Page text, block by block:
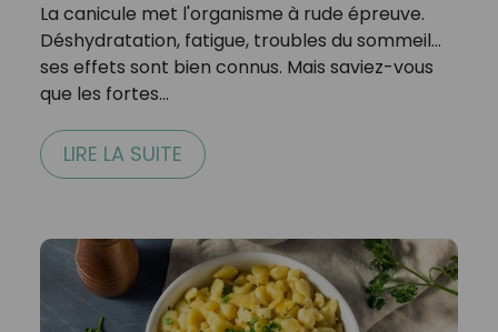
La canicule met l'organisme à rude épreuve.
Déshydratation, fatigue, troubles du sommeil…
ses effets sont bien connus. Mais saviez-vous
que les fortes…
LIRE LA SUITE